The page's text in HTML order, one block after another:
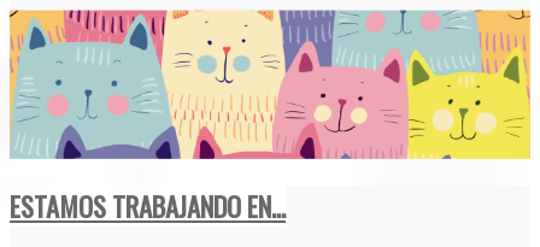
ESTAMOS TRABAJANDO EN...